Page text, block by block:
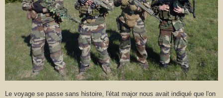
Le voyage se passe sans histoire, l'état major nous avait indiqué que l'on